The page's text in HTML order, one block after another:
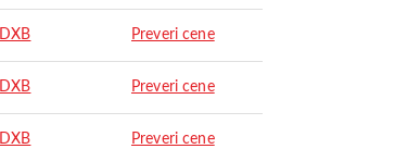
DXB Preveri cene
DXB Preveri cene
DXB Preveri cene